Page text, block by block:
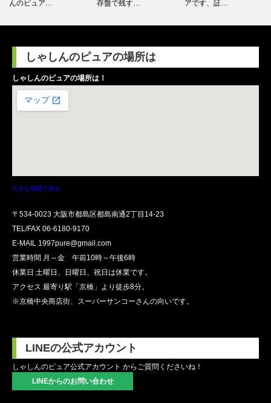
んのピュア…
存盤で残す…
アです、証…
しゃしんのピュアの場所は
しゃしんのピュアの場所は！
大きな地図で見る
〒534-0023 大阪市都島区都島南通2丁目14-23
TEL/FAX 06-6180-9170
E-MAIL 1997pure@gmail.com
営業時間 月～金 午前10時～午後6時
休業日 土曜日、日曜日、祝日は休業です。
アクセス 最寄り駅「京橋」より徒歩8分。
※京橋中央商店街、スーパーサンコーさんの向いです。
LINEの公式アカウント
しゃしんのピュア公式アカウント からご質問くださいね！
LINEからのお問い合わせ